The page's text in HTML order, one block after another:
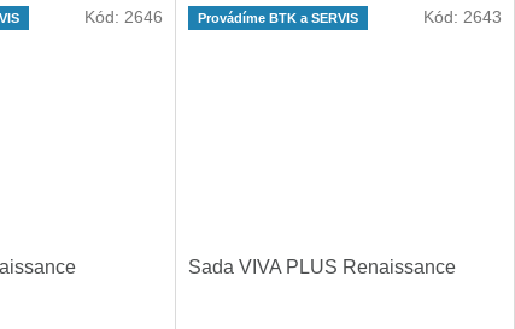
Kód: 2646 Provádíme BTK a SERVIS
Sada VIVA PLUS Renaissance
Kód: 2643